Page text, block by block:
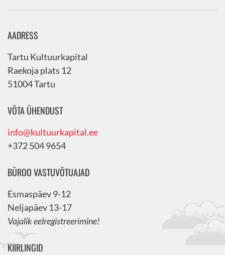
AADRESS
Tartu Kultuurkapital
Raekoja plats 12
51004 Tartu
VÕTA ÜHENDUST
info@kultuurkapital.ee
+372 504 9654
BÜROO VASTUVÕTUAJAD
Esmaspäev 9-12
Neljapäev 13-17
Vajalik eelregistreerimine!
KIIRLINGID